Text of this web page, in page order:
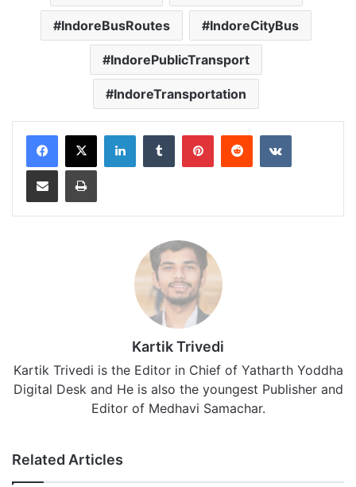
IndoreBusRoutes IndoreCityBus
IndorePublicTransport
IndoreTransportation
Kartik Trivedi
Kartik Trivedi is the Editor in Chief of Yatharth Yoddha
Digital Desk and He is also the youngest Publisher and
Editor of Medhavi Samachar.
Related Articles